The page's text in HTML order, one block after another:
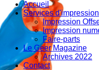
Accueil
Services d'impression
Impression
Impression
Faire-parts
Le Geer Magazine
Archives 2022
Contact